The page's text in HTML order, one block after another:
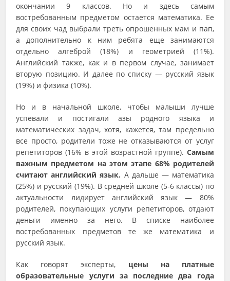
окончании 9 классов. Но и здесь самым
востребованным предметом остается математика. Ее
для своих чад выбрали треть опрошенных мам и пап,
а дополнительно к ним ребята еще занимаются
отдельно алгеброй (18%) и геометрией (11%).
Английский также, как и в первом случае, занимает
вторую позицию. И далее по списку — русский язык
(19%) и физика (10%).
Но и в начальной школе, чтобы малыши лучше
успевали и постигали азы родного языка и
математических задач, хотя, кажется, там предельно
все просто, родители тоже не отказываются от услуг
репетиторов (16% в этой возрастной группе). Самым
важным предметом на этом этапе 68% родителей
считают английский язык. А дальше — математика
(25%) и русский (19%). В средней школе (5-6 классы) по
актуальности лидирует английский язык — 80%
родителей, покупающих услуги репетиторов, отдают
деньги именно за него. В списке наиболее
востребованных предметов те же математика и
русский язык.
Как говорят эксперты, цены на платные
образовательные услуги за последние два года